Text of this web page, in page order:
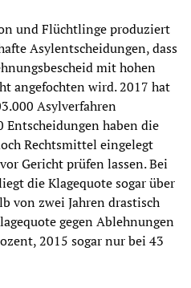
und Flüchtlinge produziert
Asylentscheidungen, dass
mit hohen
angefochten wird. 2017 hat
Asylverfahren
Entscheidungen haben die
Rechtsmittel eingelegt
Gericht prüfen lassen. Bei
die Klagequote sogar über
von zwei Jahren drastisch
gegen Ablehnungen
2015 sogar nur bei 43